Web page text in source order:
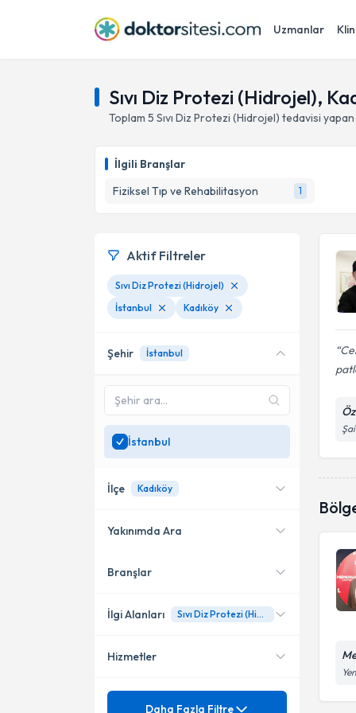
Uzmanlar
Sıvı Diz Protezi (Hidrojel),
Toplam 5 Sıvı Diz Protezi (Hidrojel) tedavisi
İlgili Branşlar
Fiziksel Tıp ve Rehabilitasyon
1
Aktif Filtreler
Sıvı Diz Protezi (Hidrojel)
İstanbul
Kadıköy
Şehir İstanbul
İstanbul
İlçe Kadıköy
Ataşehir
Kadıköy
Yakınımda Ara
Konumuma yakın uzmanları
Branşlar
Fiziksel Tıp ve Rehabilitasyon
İlgi Alanları Sıvı Diz Protezi (Hidrojel)
Ağrı
Hizmetler
Mezuniyet
Daha Fazla Filtre